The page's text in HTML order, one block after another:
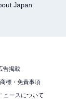
Japan
告掲載
標・免責事項
ュースについて